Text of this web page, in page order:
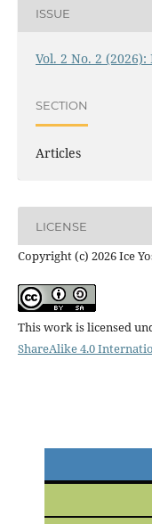
ISSUE
Vol. 2 No. 2
SECTION
Articles
LICENSE
Copyright (c) 2026 Ice
This work is licensed
ShareAlike 4.0